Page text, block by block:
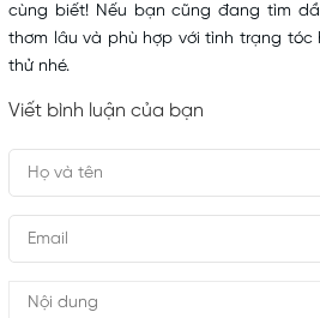
cùng biết! Nếu bạn cũng đang tìm
thơm lâu và phù hợp với tình trạng tóc
thử nhé.
Viết bình luận của bạn